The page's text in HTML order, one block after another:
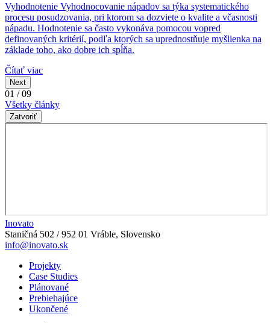
Vyhodnotenie Vyhodnocovanie nápadov sa týka systematického
procesu posudzovania, pri ktorom sa dozviete o kvalite a včasnosti
nápadu. Hodnotenie sa často vykonáva pomocou vopred
definovaných kritérií, podľa ktorých sa uprednostňuje myšlienka na
základe toho, ako dobre ich spĺňa.
Čítať viac
Next
01 / 09
Všetky články
Zatvoriť
Inovato
Staničná 502 / 952 01 Vráble, Slovensko
info@inovato.sk
Projekty
Case Studies
Plánované
Prebiehajúce
Ukončené